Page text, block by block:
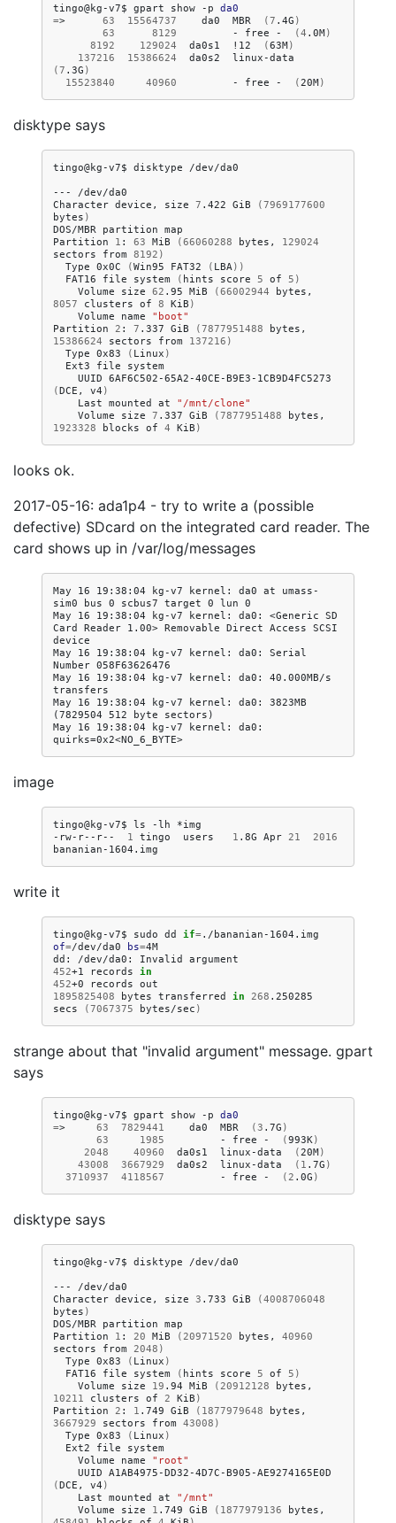
tingo@kg-v7$ gpart show -p da0
=> 63 15564737 da0 MBR (7 .4G )
63
8129 - free - (4 .0M)
8192
129024 da0s1 !12 (63M)
137216
15386624 da0s2
linux-data
(7 .3G )
15523840
40960 - free - (20M)
disktype says
tingo@kg-v7$ disktype
/dev/da0
---
/dev/da0
Character device, size 7 .422 GiB (7969177600
bytes )
DOS/MBR partition map
Partition
1 : 63 MiB (66060288 bytes,
129024
sectors
from 8192 )
Type 0x0C (Win95 FAT32 ( LBA))
FAT16
file system ( hints score 5 of 5 )
Volume
size 62 .95 MiB (66002944
bytes,
8057
clusters of 8 KiB )
Volume
name
"boot"
Partition 2 : 7 .337 GiB (7877951488
bytes,
15386624
sectors from 137216 )
Type 0x83 ( Linux )
Ext3
file
UUID 6AF6C502-65A2-40CE-B9E3-1CB9D4FC5273
(DCE, v4 )
Last mounted at
"/mnt/clone"
Volume
size 7 .337 GiB (7877951488
bytes,
1923328
blocks of 4 KiB )
looks ok.
2017-05-16: ada1p4 - try to write a (possible
defective) SDcard on the integrated card reader. The
card shows up in /var/log/messages
May 16 19:38:04 kg-v7 kernel: da0 at umass-
sim0 bus 0 scbus7 target 0 lun 0
May 16 19:38:04 kg-v7 kernel: da0: <Generic SD
Card Reader 1.00> Removable Direct Access SCSI
device
May 16 19:38:04 kg-v7 kernel: da0: Serial
Number 058F63626476
May 16 19:38:04 kg-v7 kernel: da0: 40.000MB/s
transfers
May 16 19:38:04 kg-v7 kernel: da0: 3823MB
(7829504 512 byte sectors)
May 16 19:38:04 kg-v7 kernel: da0:
image
tingo@kg-v7$ ls -lh
*img
-rw-r--r--
1 tingo users 1 .8G Apr 21
2016
write it
tingo@kg-v7$ sudo dd if= ./bananian-1604.img
of=/dev/da0 bs=4M
dd:
/dev/da0: Invalid
452+1 records in
452+0 records
1895825408
bytes transferred in 268 .250285
secs
(7067375 bytes/sec )
strange about that "invalid argument" message. gpart
says
tingo@kg-v7$ gpart show -p da0
=> 63 7829441 da0 MBR (3 .7G )
63
1985 - free - (993K)
2048
40960 da0s1 linux-data (20M)
43008
3667929 da0s2 linux-data ( 1 .7G )
3710937
4118567 - free - (2 .0G )
disktype says
tingo@kg-v7$ disktype
/dev/da0
---
/dev/da0
Character device, size 3 .733 GiB (4008706048
bytes )
DOS/MBR partition map
Partition
1 : 20 MiB (20971520 bytes,
40960
sectors
from 2048 )
Type 0x83 ( Linux )
FAT16
file system ( hints score 5 of 5 )
Volume
size 19 .94 MiB (20912128
bytes,
10211
clusters of 2 KiB )
Partition 2 : 1 .749 GiB ( 1877979648
bytes,
3667929
sectors from 43008 )
Type 0x83 ( Linux )
Ext2
file
Volume
name
"root"
UUID A1AB4975-DD32-4D7C-B905-AE9274165E0D
(DCE, v4 )
Last mounted at
"/mnt"
Volume
size 1 .749 GiB ( 1877979136
bytes,